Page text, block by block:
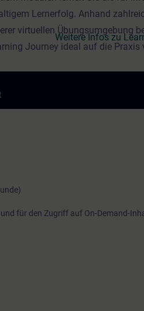
Lernerfolg. Anhand
virtuellen Übungsumgebung
Journey ideal auf die Praxis
Weitere Infos zu
für den Zugriff auf On-Demand-